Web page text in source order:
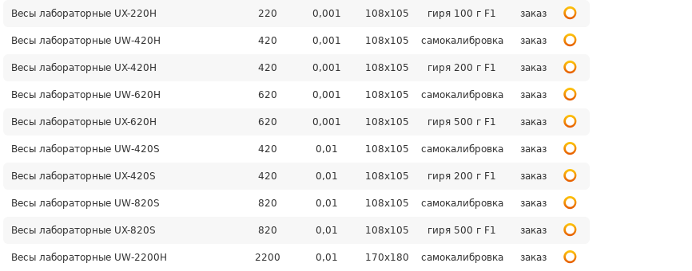
Весы лабораторные UX-220H 220 0,001 108х105 гиря 100 г F1 заказ
Весы лабораторные UW-420H 420 0,001 108х105 самокалибровка заказ
Весы лабораторные UX-420H 420 0,001 108х105 гиря 200 г F1 заказ
Весы лабораторные UW-620H 620 0,001 108х105 самокалибровка заказ
Весы лабораторные UX-620H 620 0,001 108х105 гиря 500 г F1 заказ
Весы лабораторные UW-420S 420 0,01 108х105 самокалибровка заказ
Весы лабораторные UX-420S 420 0,01 108х105 гиря 200 г F1 заказ
Весы лабораторные UW-820S 820 0,01 108х105 самокалибровка заказ
Весы лабораторные UX-820S 820 0,01 108х105 гиря 500 г F1 заказ
Весы лабораторные UW-2200H 2200 0,01 170х180 самокалибровка заказ